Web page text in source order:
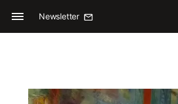
Newsletter